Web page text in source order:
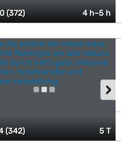
(372) 4 h–5 h
(342) 5 T
›